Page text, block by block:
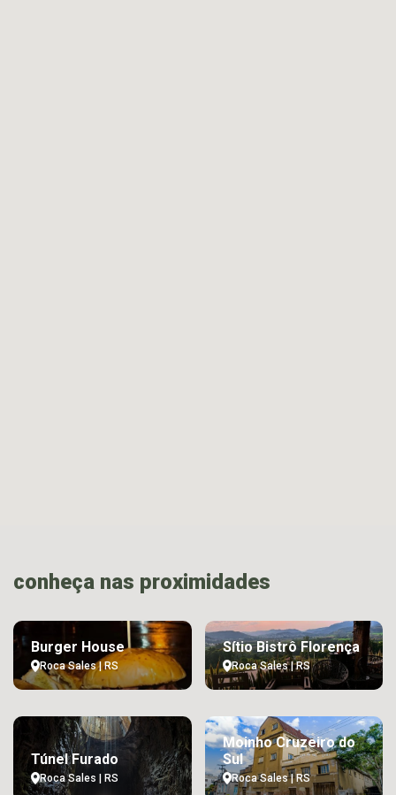
conheça nas proximidades
Burger House
Roca Sales | RS
Sítio Bistrô Florença
Roca Sales | RS
Túnel Furado
Roca Sales | RS
Moinho Cruzeiro do
Sul
Roca Sales | RS